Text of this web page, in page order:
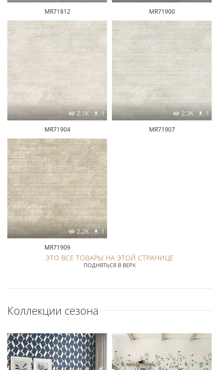
MR71812 MR71900
2.1K 1
MR71904
2.3K 1
MR71907
2.2K 1
MR71909
ЭТО ВСЕ ТОВАРЫ НА ЭТОЙ СТРАНИЦЕ
ПОДНЯТЬСЯ В ВЕРХ
Коллекции сезона